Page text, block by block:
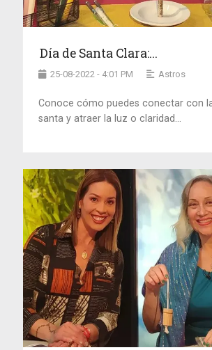
Día de Santa Clara:...
25-08-2022 - 4:01 PM Astros
Conoce cómo puedes conectar con
santa y atraer la luz o claridad...